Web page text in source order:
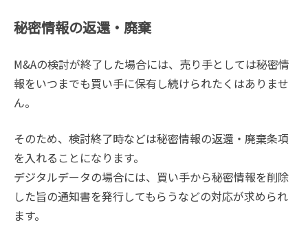
秘密情報の返還・廃棄
M&Aの検討が終了した場合には、売り手としては秘密情
報をいつまでも買い手に保有し続けられたくはありませ
ん。
そのため、検討終了時などは秘密情報の返還・廃棄条項
を入れることになります。
デジタルデータの場合には、買い手から秘密情報を削除
した旨の通知書を発行してもらうなどの対応が求められ
ます。